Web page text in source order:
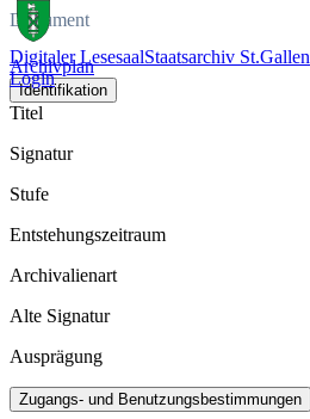
Digitaler LesesaalStaatsarchiv St.Gallen
Login
Dokument
Archivplan
Identifikation
Titel
Signatur
Stufe
Entstehungszeitraum
Archivalienart
Alte Signatur
Ausprägung
Zugangs- und Benutzungsbestimmungen